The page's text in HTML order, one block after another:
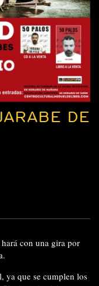
DE
con una gira por
ya que se cumplen los